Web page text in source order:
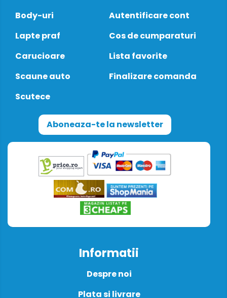
Body-uri
Lapte praf
Carucioare
Scaune auto
Scutece
Autentificare cont
Cos de cumparaturi
Lista favorite
Finalizare comanda
Aboneaza-te la newsletter
Informatii
Despre noi
Plata si livrare